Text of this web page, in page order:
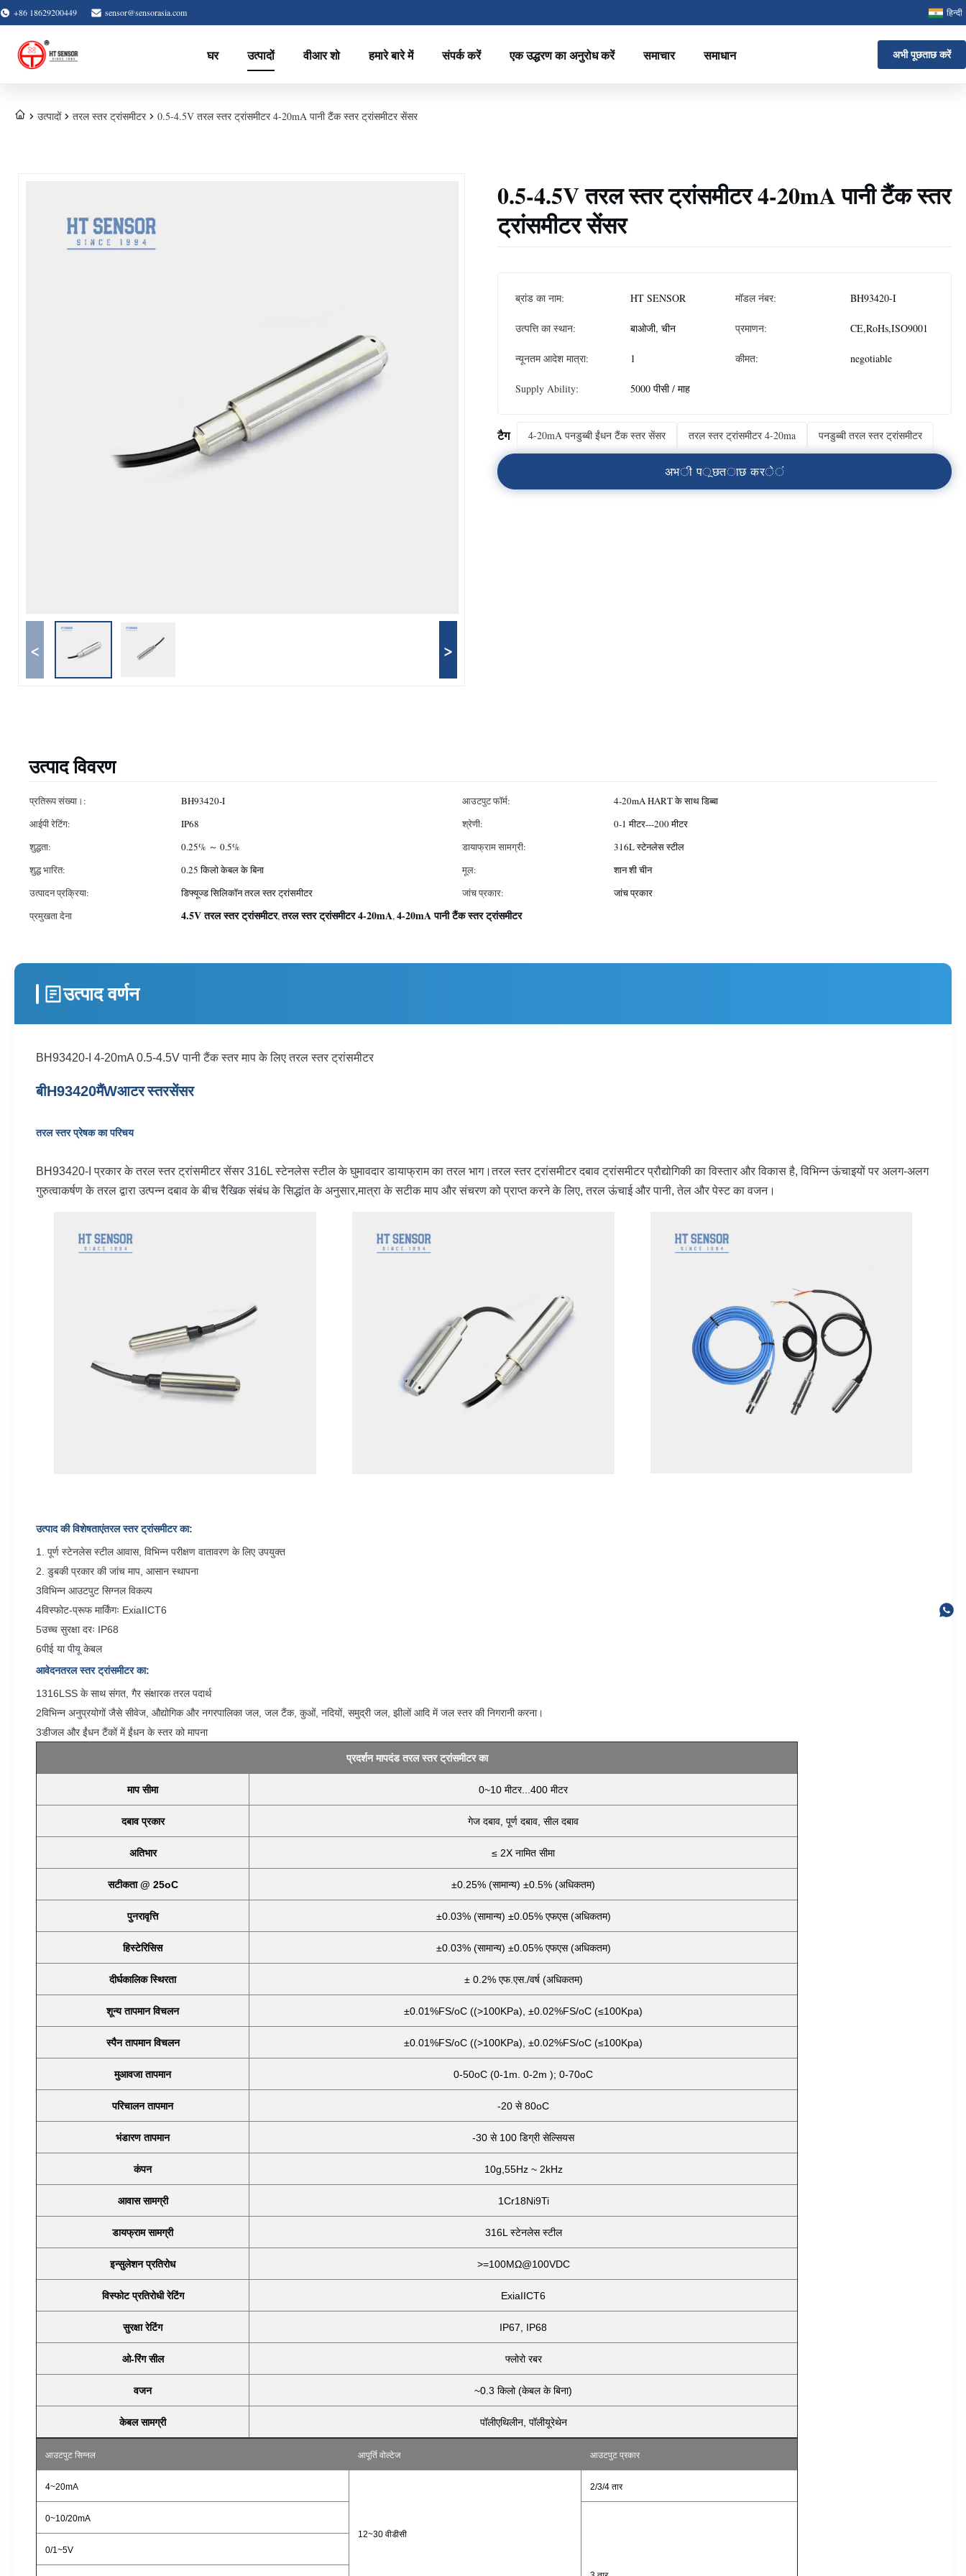
+86 18629200449 sensor@sensorasia.com हिन्दी
घर उत्पादों वीआर शो हमारे बारे में संपर्क करें एक उद्धरण का अनुरोध करें समाचार समाधान अभी पूछताछ करें
उत्पादों तरल स्तर ट्रांसमीटर 0.5-4.5V तरल स्तर ट्रांसमीटर 4-20mA पानी टैंक स्तर ट्रांसमीटर सेंसर
< >
0.5-4.5V तरल स्तर ट्रांसमीटर 4-20mA पानी टैंक स्तर
ट्रांसमीटर सेंसर
ब्रांड का नाम: HT SENSOR मॉडल नंबर: BH93420-I
उत्पत्ति का स्थान: बाओजी, चीन प्रमाणन: CE,RoHs,ISO9001
न्यूनतम आदेश मात्रा: 1 कीमत: negotiable
Supply Ability: 5000 पीसी / माह
टैग 4-20mA पनडुब्बी ईंधन टैंक स्तर सेंसर तरल स्तर ट्रांसमीटर 4-20ma पनडुब्बी तरल स्तर ट्रांसमीटर
अभी पूछताछ करें
उत्पाद विवरण
प्रतिरूप संख्या।: BH93420-I आउटपुट फॉर्म:
4-20mA HART के साथ डिब्बा
आईपी ​​रेटिंग:
IP68 श्रेणी:
0-1 मीटर---200 मीटर
शुद्धता:
0.25% ～ 0.5% डायाफ्राम सामग्री:
316L स्टेनलेस स्टील
शुद्ध भारित:
0.25 किलो केबल के बिना मूल:
शान शी चीन
उत्पादन प्रक्रिया:
डिफ्यूज्ड सिलिकॉन तरल स्तर ट्रांसमीटर जांच प्रकार:
जांच प्रकार
प्रमुखता देना
4.5V तरल स्तर ट्रांसमीटर,तरल स्तर ट्रांसमीटर 4-20mA,4-20mA पानी टैंक स्तर ट्रांसमीटर
उत्पाद वर्णन
BH93420-I 4-20mA 0.5-4.5V पानी टैंक स्तर माप के लिए तरल स्तर ट्रांसमीटर
बीH93420मैंWआटरस्तरसेंसर
तरल स्तर प्रेषक का परिचय
BH93420-I प्रकार के तरल स्तर ट्रांसमीटर सेंसर 316L स्टेनलेस स्टील के घुमावदार डायाफ्राम का तरल भाग।तरल स्तर ट्रांसमीटर दबाव ट्रांसमीटर प्रौद्योगिकी का विस्तार और विकास है, विभिन्न ऊंचाइयों पर अलग-अलग
गुरुत्वाकर्षण के तरल द्वारा उत्पन्न दबाव के बीच रैखिक संबंध के सिद्धांत के अनुसार,मात्रा के सटीक माप और संचरण को प्राप्त करने के लिए, तरल ऊंचाई और पानी, तेल और पेस्ट का वजन।
उत्पाद की विशेषताएंतरल स्तर ट्रांसमीटर का:
1. पूर्ण स्टेनलेस स्टील आवास, विभिन्न परीक्षण वातावरण के लिए उपयुक्त
2. डुबकी प्रकार की जांच माप, आसान स्थापना
3विभिन्न आउटपुट सिग्नल विकल्प
4विस्फोट-प्रूफ मार्किंगः ExiaIICT6
5उच्च सुरक्षा दरः IP68
6पीई या पीयू केबल
आवेदनतरल स्तर ट्रांसमीटर का:
1316LSS के साथ संगत, गैर संक्षारक तरल पदार्थ
2विभिन्न अनुप्रयोगों जैसे सीवेज, औद्योगिक और नगरपालिका जल, जल टैंक, कुओं, नदियों, समुद्री जल, झीलों आदि में जल स्तर की निगरानी करना।
3डीजल और ईंधन टैंकों में ईंधन के स्तर को मापना
प्रदर्शन मापदंड तरल स्तर ट्रांसमीटर का
माप सीमा 0~10 मीटर...400 मीटर
दबाव प्रकार गेज दबाव, पूर्ण दबाव, सील दबाव
अतिभार ≤ 2X नामित सीमा
सटीकता @ 25oC ±0.25% (सामान्य) ±0.5% (अधिकतम)
पुनरावृत्ति ±0.03% (सामान्य) ±0.05% एफएस (अधिकतम)
हिस्टेरिसिस ±0.03% (सामान्य) ±0.05% एफएस (अधिकतम)
दीर्घकालिक स्थिरता ± 0.2% एफ.एस./वर्ष (अधिकतम)
शून्य तापमान विचलन ±0.01%FS/oC ((>100KPa), ±0.02%FS/oC (≤100Kpa)
स्पैन तापमान विचलन ±0.01%FS/oC ((>100KPa), ±0.02%FS/oC (≤100Kpa)
मुआवजा तापमान 0-50oC (0-1m. 0-2m ); 0-70oC
परिचालन तापमान -20 से 80oC
भंडारण तापमान -30 से 100 डिग्री सेल्सियस
कंपन 10g,55Hz ~ 2kHz
आवास सामग्री 1Cr18Ni9Ti
डायफ्राम सामग्री 316L स्टेनलेस स्टील
इन्सुलेशन प्रतिरोध >=100MΩ@100VDC
विस्फोट प्रतिरोधी रेटिंग ExiaIICT6
सुरक्षा रेटिंग IP67, IP68
ओ-रिंग सील फ्लोरो रबर
वजन ~0.3 किलो (केबल के बिना)
केबल सामग्री पॉलीएथिलीन, पॉलीयूरेथेन
आउटपुट सिग्नल आपूर्ति वोल्टेज आउटपुट प्रकार
4~20mA
12~30 वीडीसी
2/3/4 तार
0~10/20mA
0/1~5V